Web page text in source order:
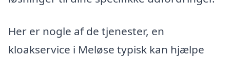
Her er nogle af de tjenester, en
kloakservice i Meløse typisk kan hjælpe